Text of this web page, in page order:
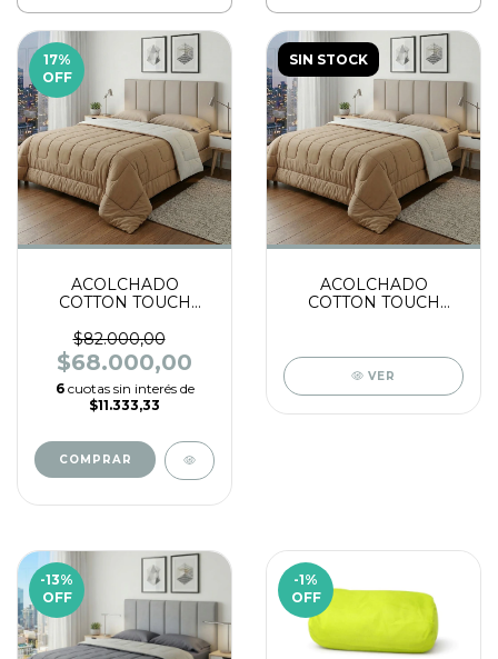
17%
OFF
ACOLCHADO
COTTON TOUCH
$82.000,00
$68.000,00
6 cuotas sin interés de
$11.333,33
COMPRAR
SIN STOCK
ACOLCHADO
COTTON TOUCH
VER
-13%
OFF
-1%
OFF